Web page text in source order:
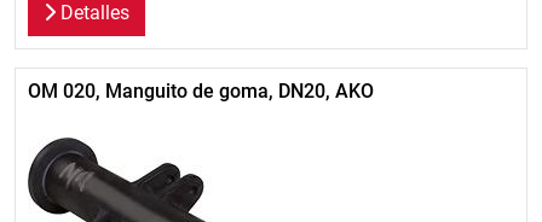
Detalles
OM 020, Manguito de goma, DN20, AKO